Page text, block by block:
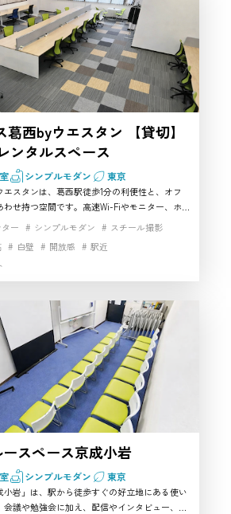
葛西byウエスタン 【貸切】
ンタルスペース
シンプルモダン 東京
スタンは、葛西駅徒歩1分の利便性と、オフ
わせ持つ空間です。高速Wi-Fiやモニター、ホ
の設備が揃っており、会議風景や対談、配
ハウススタジオを探している方に向いてお
然に表現できる撮影スタジオとしてもおすす
ー シンプルモダン
スチール撮影
白壁 開放感
駅近
ースペース京成小岩
シンプルモダン 東京
小岩」は、駅から徒歩すぐの好立地にある使い
議や勉強会に加え、配信やインタビュー、軽